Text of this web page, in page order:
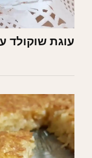
עוגת שוקולד